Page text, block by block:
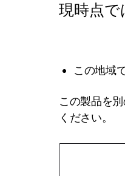
現時点で
この地域
この製品を
ください。